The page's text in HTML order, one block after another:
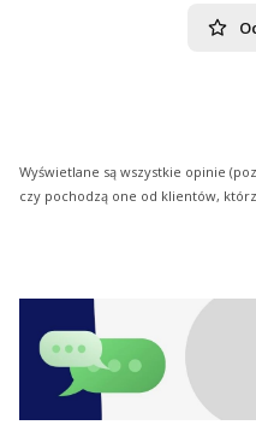
Wyświetlane są wszystkie opinie
czy pochodzą one od klientów,